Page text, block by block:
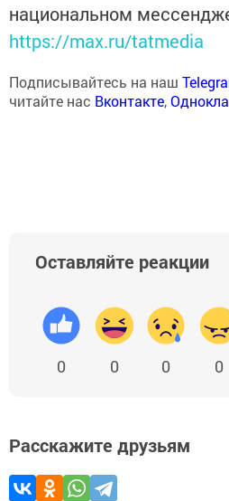
национальном
https://max.ru/tatmedia
Подписывайтесь на наш
читайте нас Вконтакте,
Оставляйте реакции
0 0 0 0
Расскажите друзьям